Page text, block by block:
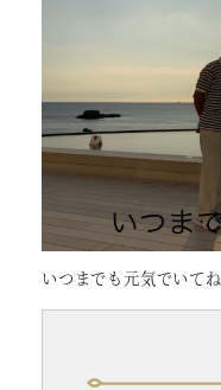
いつまでも元気でいてね